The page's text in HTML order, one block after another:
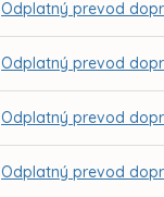
Odplatný prevod
Odplatný prevod
Odplatný prevod
Odplatný prevod